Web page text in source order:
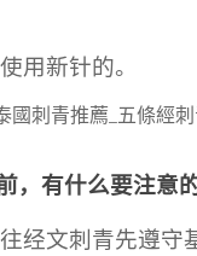
用新针的。
，有什么要注意
经文刺青先遵守